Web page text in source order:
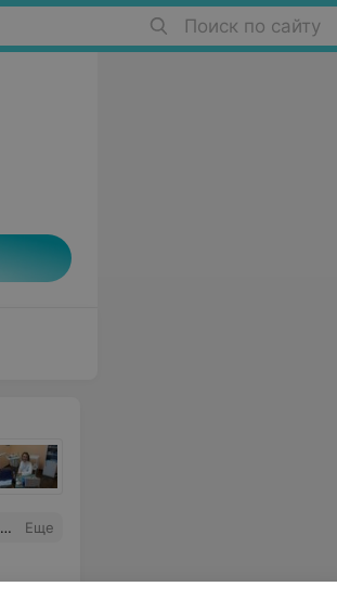
Поиск по сайту
Еще